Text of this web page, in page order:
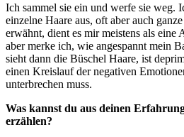
Ich sammel sie ein und werfe sie weg.
einzelne Haare aus, oft aber auch
erwähnt, dient es mir meistens als eine
aber merke ich, wie angespannt mein
sieht dann die Büschel Haare, ist
einen Kreislauf der negativen
unterbrechen muss.
Was kannst du aus deinen
erzählen?